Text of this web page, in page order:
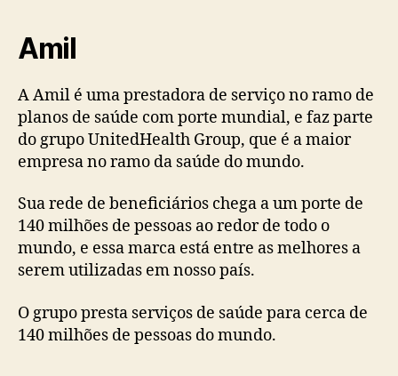
Amil
A Amil é uma prestadora de serviço no ramo de
planos de saúde com porte mundial, e faz parte
do grupo UnitedHealth Group, que é a maior
empresa no ramo da saúde do mundo.
Sua rede de beneficiários chega a um porte de
140 milhões de pessoas ao redor de todo o
mundo, e essa marca está entre as melhores a
serem utilizadas em nosso país.
O grupo presta serviços de saúde para cerca de
140 milhões de pessoas do mundo.